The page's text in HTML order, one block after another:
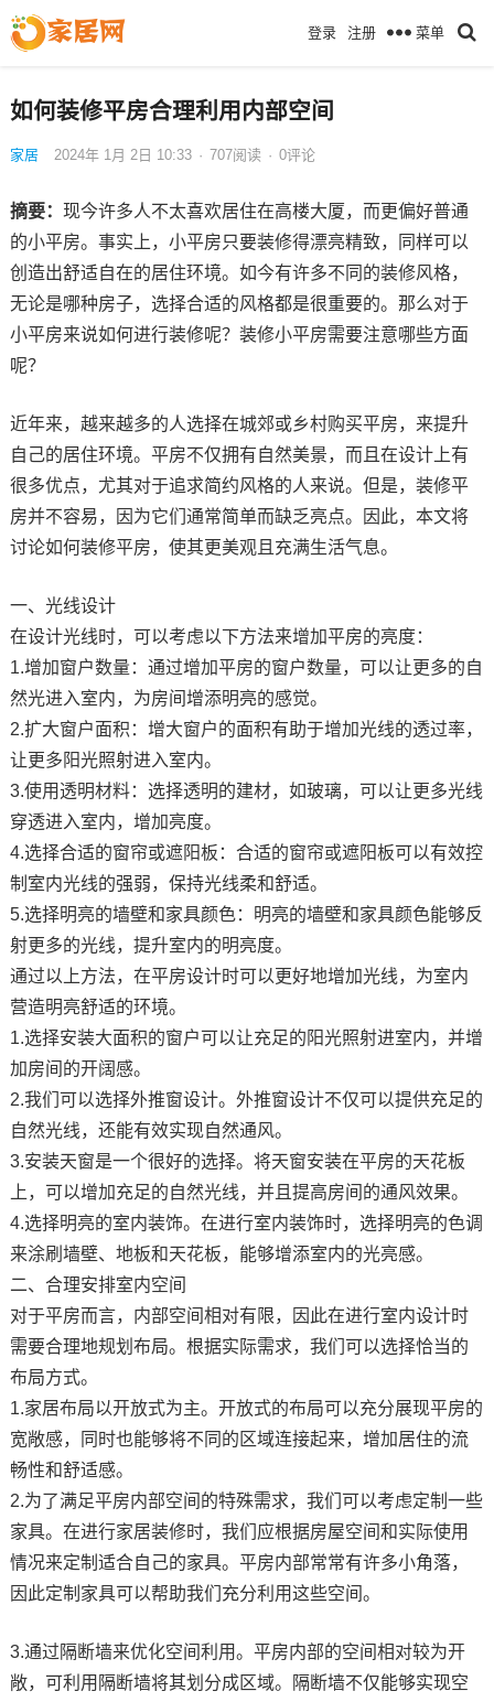
登录 注册 菜单
如何装修平房合理利用内部空间
家居 2024年 1月 2日 10:33 · 707阅读 · 0评论
摘要： 现今许多人不太喜欢居住在高楼大厦，而更偏好普通
的小平房。事实上，小平房只要装修得漂亮精致，同样可以
创造出舒适自在的居住环境。如今有许多不同的装修风格，
无论是哪种房子，选择合适的风格都是很重要的。那么对于
小平房来说如何进行装修呢？装修小平房需要注意哪些方面
呢？
近年来，越来越多的人选择在城郊或乡村购买平房，来提升
自己的居住环境。平房不仅拥有自然美景，而且在设计上有
很多优点，尤其对于追求简约风格的人来说。但是，装修平
房并不容易，因为它们通常简单而缺乏亮点。因此，本文将
讨论如何装修平房，使其更美观且充满生活气息。
一、光线设计
在设计光线时，可以考虑以下方法来增加平房的亮度：
1.增加窗户数量：通过增加平房的窗户数量，可以让更多的自
然光进入室内，为房间增添明亮的感觉。
2.扩大窗户面积：增大窗户的面积有助于增加光线的透过率，
让更多阳光照射进入室内。
3.使用透明材料：选择透明的建材，如玻璃，可以让更多光线
穿透进入室内，增加亮度。
4.选择合适的窗帘或遮阳板：合适的窗帘或遮阳板可以有效控
制室内光线的强弱，保持光线柔和舒适。
5.选择明亮的墙壁和家具颜色：明亮的墙壁和家具颜色能够反
射更多的光线，提升室内的明亮度。
通过以上方法，在平房设计时可以更好地增加光线，为室内
营造明亮舒适的环境。
1.选择安装大面积的窗户可以让充足的阳光照射进室内，并增
加房间的开阔感。
2.我们可以选择外推窗设计。外推窗设计不仅可以提供充足的
自然光线，还能有效实现自然通风。
3.安装天窗是一个很好的选择。将天窗安装在平房的天花板
上，可以增加充足的自然光线，并且提高房间的通风效果。
4.选择明亮的室内装饰。在进行室内装饰时，选择明亮的色调
来涂刷墙壁、地板和天花板，能够增添室内的光亮感。
二、合理安排室内空间
对于平房而言，内部空间相对有限，因此在进行室内设计时
需要合理地规划布局。根据实际需求，我们可以选择恰当的
布局方式。
1.家居布局以开放式为主。开放式的布局可以充分展现平房的
宽敞感，同时也能够将不同的区域连接起来，增加居住的流
畅性和舒适感。
2.为了满足平房内部空间的特殊需求，我们可以考虑定制一些
家具。在进行家居装修时，我们应根据房屋空间和实际使用
情况来定制适合自己的家具。平房内部常常有许多小角落，
因此定制家具可以帮助我们充分利用这些空间。
3.通过隔断墙来优化空间利用。平房内部的空间相对较为开
敞，可利用隔断墙将其划分成区域。隔断墙不仅能够实现空